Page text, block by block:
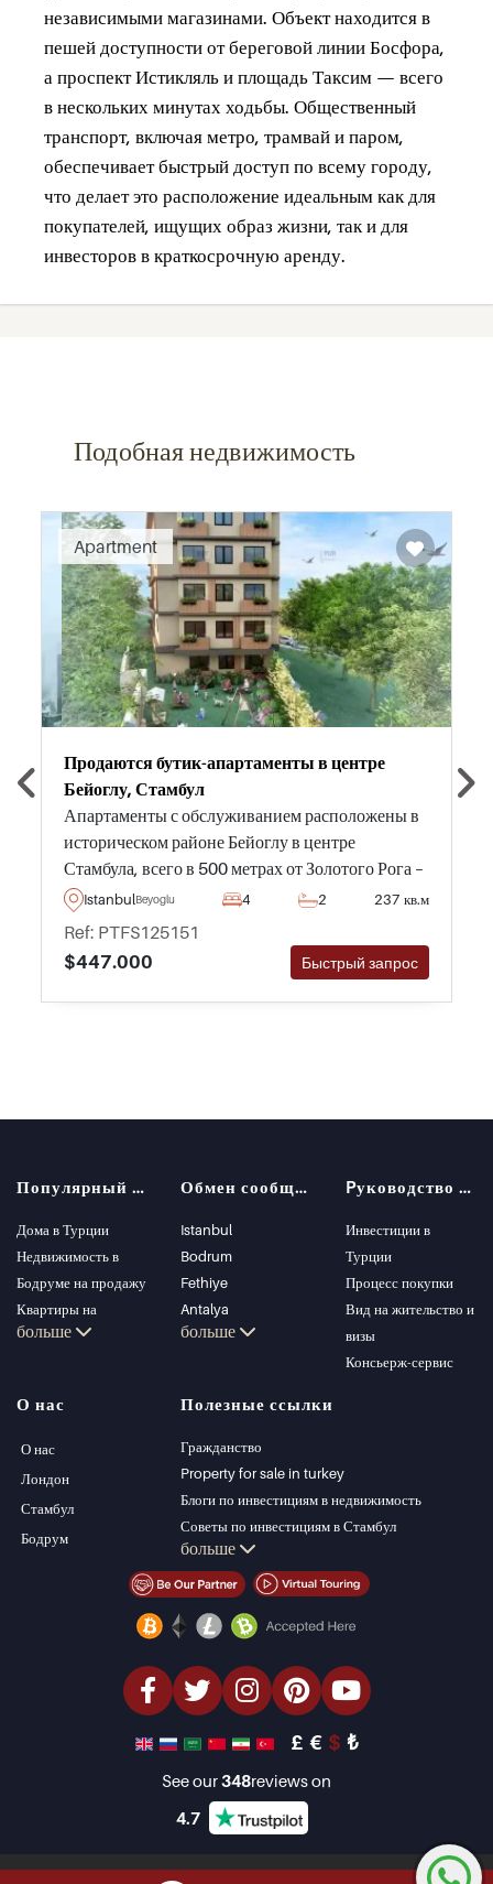
независимыми магазинами. Объект находится в
пешей доступности от береговой линии Босфора,
а проспект Истикляль и площадь Таксим — всего
в нескольких минутах ходьбы. Общественный
транспорт, включая метро, трамвай и паром,
обеспечивает быстрый доступ по всему городу,
что делает это расположение идеальным как для
покупателей, ищущих образ жизни, так и для
инвесторов в краткосрочную аренду.
Подобная недвижимость
Apartment
Recommended
Продаются бутик-апартаменты в центре
Бейоглу, Стамбул
Апартаменты с обслуживанием расположены в
историческом районе Бейоглу в центре
Стамбула, всего в 500 метрах от Золотого Рога –
идеально подходят для инвесторов и тех, кто
хочет получать доход от аренды немедленно.
IstanbulBeyoglu 4 2 237 кв.м
Ref: PTFS125151
$447.000
Быстрый запрос
Популярный поиск
Дома в Турции
Недвижимость в
Бодруме на продажу
Квартиры на
продажу в Стамбуле
Квартиры на
продажу в Анталии
больше
Обмен сообщениями
Istanbul
Bodrum
Fethiye
Antalya
Kalkan
Bursa
Gocek
Side
Kemer
Dalyan
Izmir
Belek
больше
Pуководство покупателя
Инвестиции в
Турции
Процесс покупки
Вид на жительство и
визы
Консьерж-сервис
О нас
О нас
Лондон
Стамбул
Бодрум
Полезные ссылки
Гражданство
Property for sale in turkey
Блоги по инвестициям в недвижимость
Советы по инвестициям в Стамбул
Управление PT
Стамбул Инвестиции Недвижимость
Недвижимость со скидкой
элитная недвижимость
Инвестиционная недвижимость
проектировать и строить
больше
£ € $ ₺
See our348reviews on
4.7